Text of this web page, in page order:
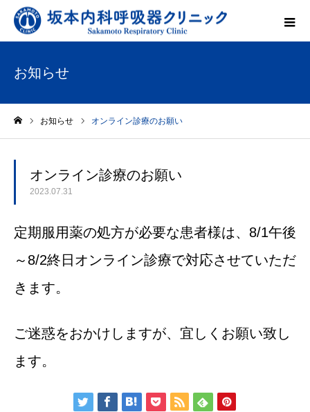
お知らせ
お知らせ オンライン診療のお願い
オンライン診療のお願い
2023.07.31
定期服用薬の処方が必要な患者様は、8/1午後
～8/2終日オンライン診療で対応させていただ
きます。
ご迷惑をおかけしますが、宜しくお願い致し
ます。